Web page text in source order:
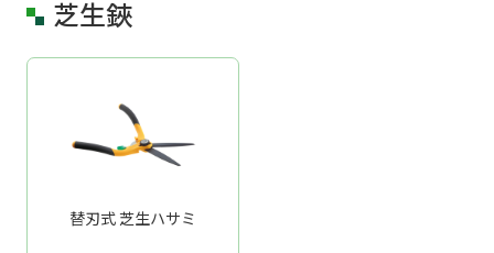
芝生鋏
替刃式 芝生ハサミ